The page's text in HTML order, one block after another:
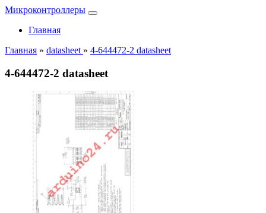
Микроконтроллеры
Главная
Главная » datasheet » 4-644472-2 datasheet
4-644472-2 datasheet